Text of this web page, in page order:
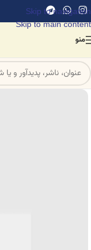
Skip to navigation
Skip to main content
منو